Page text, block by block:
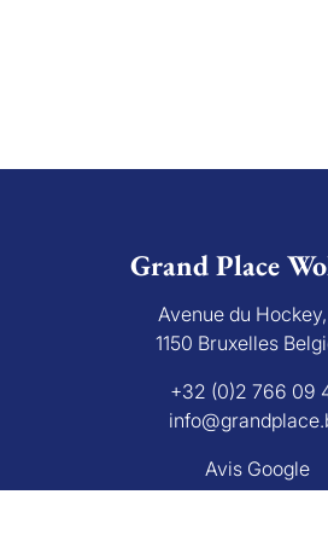
Grand Place
Avenue du
1150 Bruxelles
+32 (0)2 766 09
Avis Google